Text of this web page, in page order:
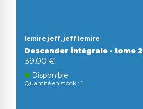
lemire jeff, jeff lemire
Descender intégrale - tome 2
39,00 €
Disponible
Quantité en stock : 1